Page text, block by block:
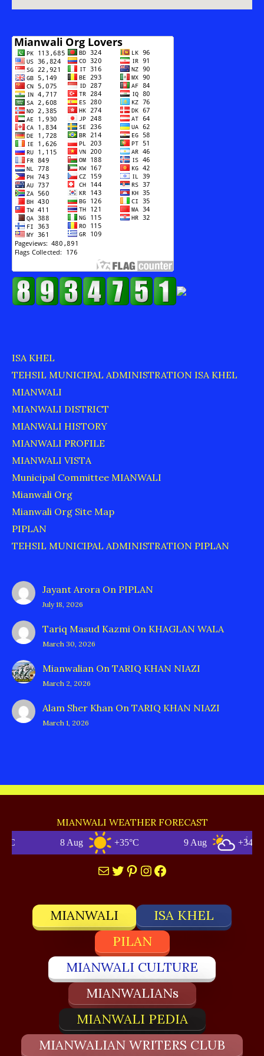
ISA KHEL
TEHSIL MUNICIPAL ADMINISTRATION ISA KHEL
MIANWALI
MIANWALI DISTRICT
MIANWALI HISTORY
MIANWALI PROFILE
MIANWALI VISTA
Municipal Committee MIANWALI
Mianwali Org
Mianwali Org Site Map
PIPLAN
TEHSIL MUNICIPAL ADMINISTRATION PIPLAN
Jayant Arora On PIPLAN
July 18, 2026
Tariq Masud Kazmi On KHAGLAN WALA
March 30, 2026
Mianwalian On TARIQ KHAN NIAZI
March 2, 2026
Alam Sher Khan On TARIQ KHAN NIAZI
March 1, 2026
MIANWALI WEATHER FORECAST
8 Aug +35°C 9 Aug +34°C
MailTwitter
Pinterest
Instagram
Facebook
MIANWALI
ISA KHEL
PILAN
MIANWALI CULTURE
MIANWALIANs
MIANWALI PEDIA
MIANWALIAN WRITERS CLUB